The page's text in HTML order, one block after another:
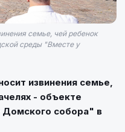
семье, чей ребенок
среды "Вместе у
извинения семье,
- объекте
собора" в